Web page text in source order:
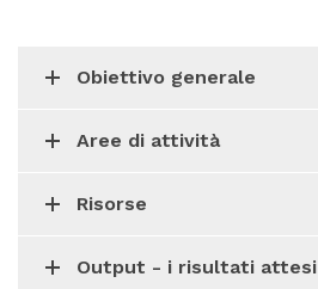
Obiettivo generale
Aree di attività
Risorse
Output - i risultati attesi